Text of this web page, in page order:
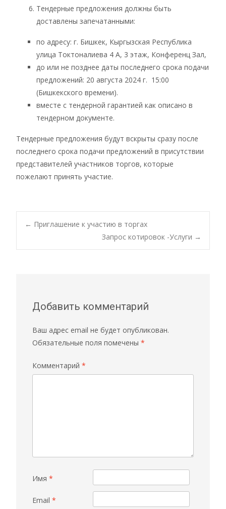
Тендерные предложения должны быть
доставлены запечатанными:
по адресу: г. Бишкек, Кыргызская Республика
улица Токтоналиева 4 А, 3 этаж, Конференц Зал,
до или не позднее даты последнего срока подачи
предложений: 20 августа 2024 г. 15:00
(Бишкекского времени).
вместе с тендерной гарантией как описано в
тендерном документе.
Тендерные предложения будут вскрыты сразу после
последнего срока подачи предложений в присутствии
представителей участников торгов, которые
пожелают принять участие.
← Приглашение к участию в торгах
Запрос котировок -Услуги →
Добавить комментарий
Ваш адрес email не будет опубликован.
Обязательные поля помечены *
Комментарий *
Имя *
Email *